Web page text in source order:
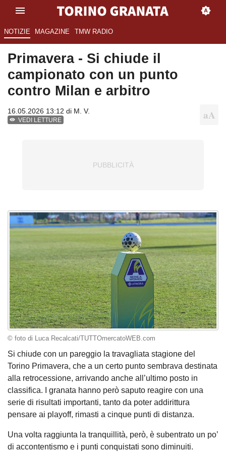
NOTIZIE MAGAZINE TMW RADIO
Primavera - Si chiude il
campionato con un punto
contro Milan e arbitro
16.05.2026 13:12 di M. V.
VEDI LETTURE
© foto di Luca Recalcati/TUTTOmercatoWEB.com
Si chiude con un pareggio la travagliata stagione del
Torino Primavera, che a un certo punto sembrava destinata
alla retrocessione, arrivando anche all’ultimo posto in
classifica. I granata hanno però saputo reagire con una
serie di risultati importanti, tanto da poter addirittura
pensare ai playoff, rimasti a cinque punti di distanza.
Una volta raggiunta la tranquillità, però, è subentrato un po’
di accontentismo e i punti conquistati sono diminuiti.